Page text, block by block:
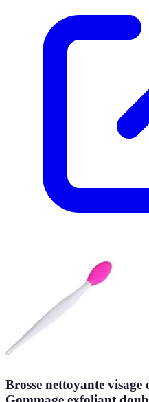
Brosse nettoyante visage